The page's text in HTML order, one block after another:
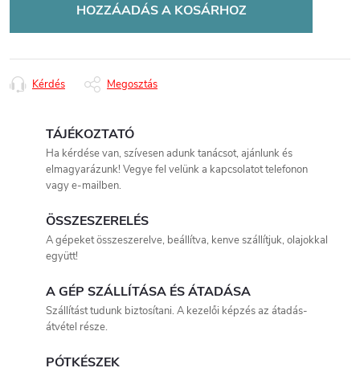
HOZZÁADÁS A KOSÁRHOZ
Kérdés Megosztás
TÁJÉKOZTATÓ
Ha kérdése van, szívesen adunk tanácsot, ajánlunk és
elmagyarázunk! Vegye fel velünk a kapcsolatot telefonon
vagy e-mailben.
ÖSSZESZERELÉS
A gépeket összeszerelve, beállítva, kenve szállítjuk, olajokkal
együtt!
A GÉP SZÁLLÍTÁSA ÉS ÁTADÁSA
Szállítást tudunk biztosítani. A kezelői képzés az átadás-
átvétel része.
PÓTKÉSZEK